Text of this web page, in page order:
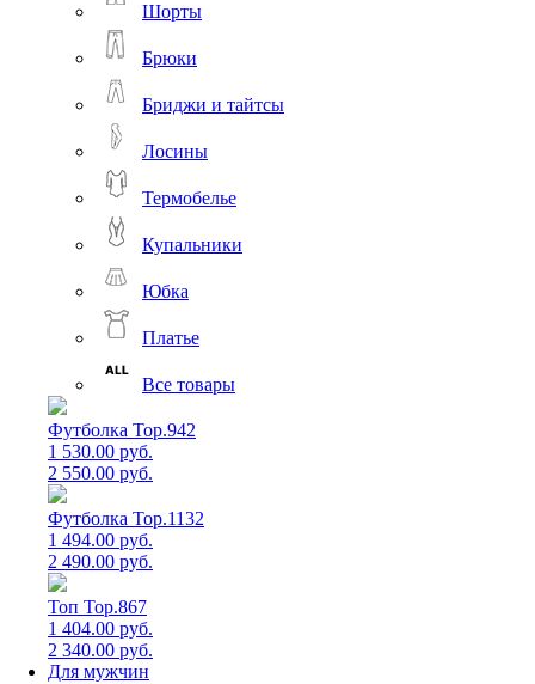
Шорты
Брюки
Бриджи и тайтсы
Лосины
Термобелье
Купальники
Юбка
Платье
Все товары
Футболка Top.942
1 530.00 руб.
2 550.00 руб.
Футболка Top.1132
1 494.00 руб.
2 490.00 руб.
Топ Top.867
1 404.00 руб.
2 340.00 руб.
Для мужчин